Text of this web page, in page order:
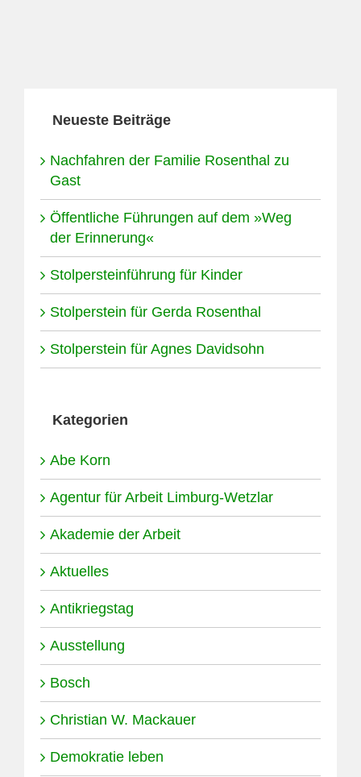
Neueste Beiträge
Nachfahren der Familie Rosenthal zu
Gast
Öffentliche Führungen auf dem »Weg
der Erinnerung«
Stolpersteinführung für Kinder
Stolperstein für Gerda Rosenthal
Stolperstein für Agnes Davidsohn
Kategorien
Abe Korn
Agentur für Arbeit Limburg-Wetzlar
Akademie der Arbeit
Aktuelles
Antikriegstag
Ausstellung
Bosch
Christian W. Mackauer
Demokratie leben